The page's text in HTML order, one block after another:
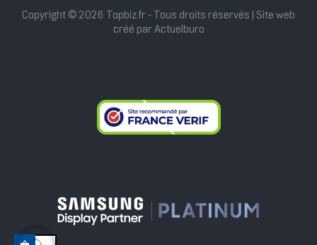
Copyright © 2026 Topbiz.fr - Tous droits réservés | Site web
créé par Actuelburo